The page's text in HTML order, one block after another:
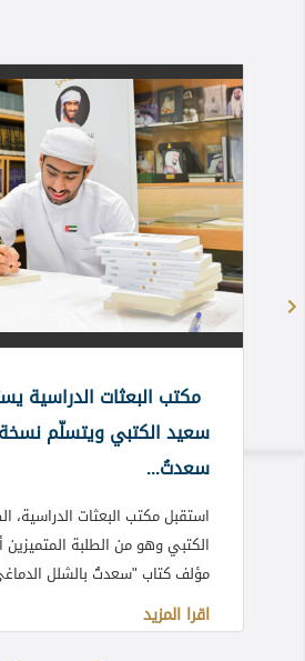
مكتب البعثات الدراسية
سعيد الكتبي ويتسلّم
سعدتُ...
استقبل مكتب البعثات الدراسية،
الكتبي وهو من الطلبة المتميزين
مؤلف كتاب "سعدتُ بالشلل
من الموظفين.
اقرا المزيد